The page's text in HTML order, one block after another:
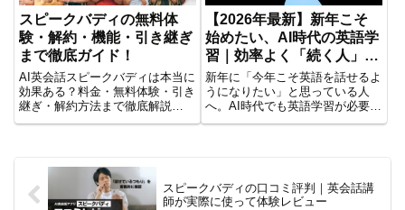
スピークバディの無料体
験・解約・機能・引き継ぎ
まで徹底ガイド！
AI英会話スピークバディは本当に
効果ある？料金・無料体験・引き
継ぎ・解約方法まで徹底解説
【2025年最新版】
【2026年最新】新年こそ
始めたい、AI時代の英語学
習｜効率よく「続く人」が
選んだAI×人の学び方
新年に「今年こそ英語を話せるよ
うになりたい」と思っている人
へ。AI時代でも英語学習が必要な
理由と、AIで練習・講師で仕上げ
スピークバディの口コミ評判｜英会話講
師が実際に使って体験レビュー